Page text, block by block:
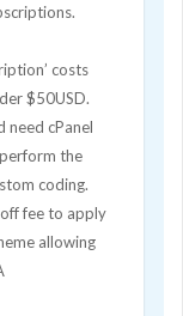
costs
$50USD.
need cPanel
the
coding.
fee to apply
allowing